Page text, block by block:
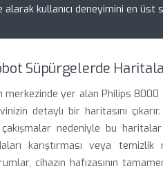
alarak kullanıcı deneyimini en üst
Süpürgelerde
merkezinde yer alan Philips
detaylı bir haritasını
nedeniyle bu
karıştırması veya temizlik
cihazın hafızasının